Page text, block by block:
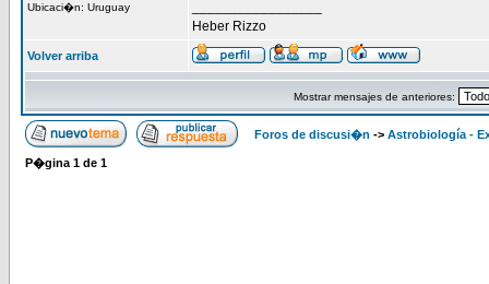
Ubicaci�n: Uruguay
Heber Rizzo
Volver arriba
Mostrar mensajes de anteriores:
Foros de discusi�n -> Astrobiología -
P�gina 1 de 1